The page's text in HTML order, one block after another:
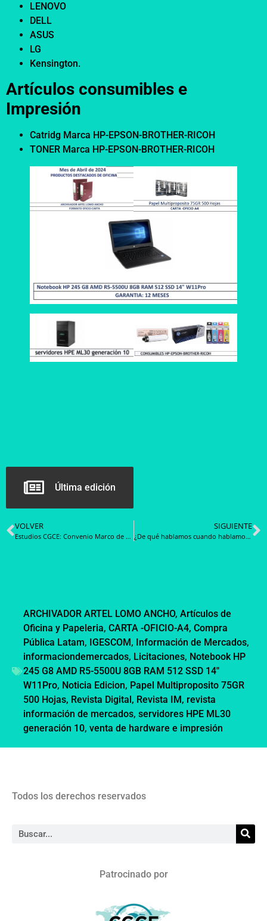
LENOVO
DELL
ASUS
LG
Kensington.
Artículos consumibles e
Impresión
Catridg Marca HP-EPSON-BROTHER-RICOH
TONER Marca HP-EPSON-BROTHER-RICOH
Última edición
VOLVER
Estudios CGCE: Convenio Marco de Alimentos transo montos superiores a los $ 351 Mil Millones de pesos
SIGUIENTE
¿De qué hablamos cuando hablamos de salud digital?
ARCHIVADOR ARTEL LOMO ANCHO, Artículos de
Oficina y Papeleria, CARTA -OFICIO-A4, Compra
Pública Latam, IGESCOM , Información de Mercados,
informaciondemercados, Licitaciones, Notebook HP
245 G8 AMD R5-5500U 8GB RAM 512 SSD 14"
W11Pro, Noticia Edicion, Papel Multiproposito 75GR
500 Hojas, Revista Digital , Revista IM , revista
información de mercados, servidores HPE ML30
generación 10, venta de hardware e impresión
Todos los derechos reservados
Patrocinado por